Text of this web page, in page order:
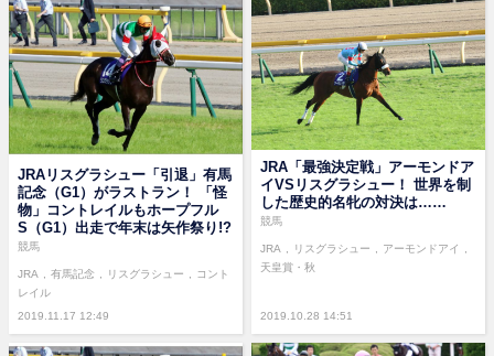
JRAリスグラシュー「引退」有馬
記念（G1）がラストラン！ 「怪
物」コントレイルもホープフル
S（G1）出走で年末は矢作祭り!?
2019.11.17 12:49
競馬
JRA 有馬記念 リスグラシュー
コント
レイル
JRA「最強決定戦」アーモンドア
イVSリスグラシュー！ 世界を制
した歴史的名牝の対決は……
2019.10.28 14:51
競馬
JRA リスグラシュー
アーモンドアイ
天皇賞・秋